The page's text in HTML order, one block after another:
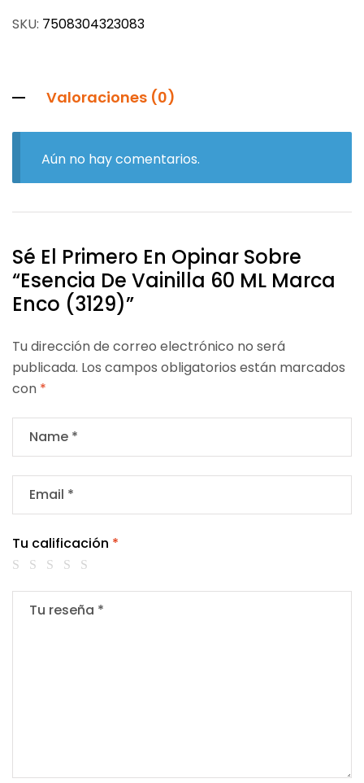
SKU: 7508304323083
Valoraciones (0)
Aún no hay comentarios.
Sé El Primero En Opinar Sobre
“Esencia De Vainilla 60 ML Marca
Enco (3129)”
Tu dirección de correo electrónico no será
publicada. Los campos obligatorios están marcados
con *
Tu calificación *